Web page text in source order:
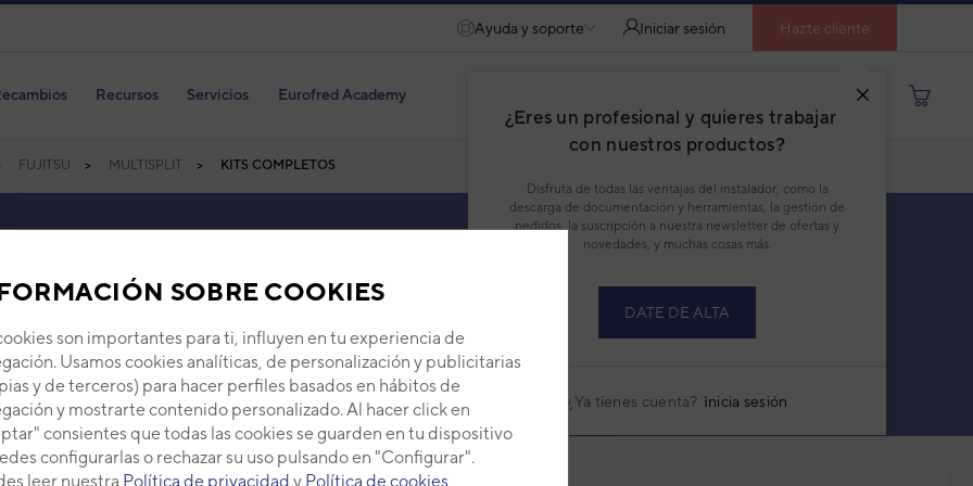
SOBRE COOKIES
son importantes para ti, influyen en tu experiencia de
Usamos cookies analíticas, de personalización y publicitarias
y de terceros) para hacer perfiles basados en hábitos de
y mostrarte contenido personalizado. Al hacer click en
consientes que todas las cookies se guarden en tu dispositivo
configurarlas o rechazar su uso pulsando en "Configurar".
leer nuestra Política de privacidad y Política de cookies
Ayuda y soporte Iniciar sesión
¿Eres un profesional y quieres trabajar
con nuestros productos?
Disfruta de todas las ventajas del instalador, como la
descarga de documentación y herramientas, la gestión de
pedidos, la suscripción a nuestra newsletter de ofertas y
novedades, y muchas cosas más.
DATE DE ALTA
¿Ya tienes cuenta? Inicia sesión
Hazte cliente
Recursos Servicios Eurofred Academy
FUJITSU MULTISPLIT KITS COMPLETOS
kit multisplit de Fujitsu. Estos kits incluyen multisplits
¡Todo lo que necesitas para tu hogar/espacio de
PRODUCTOS